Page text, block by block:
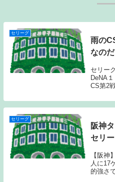
セリーグ
雨の
なの
セリー
DeNA
CS第2
おり、
にはは
セリーグ
阪神
セリ
【阪神
人に17
的強さ